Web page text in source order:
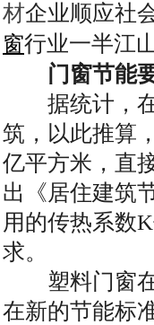
材企业顺应社
窗行业一半江
门窗节能要
据统计，在
筑，以此推算
亿平方米，直
出《居住建筑
用的传热系数
求。
塑料门窗在
在新的节能标